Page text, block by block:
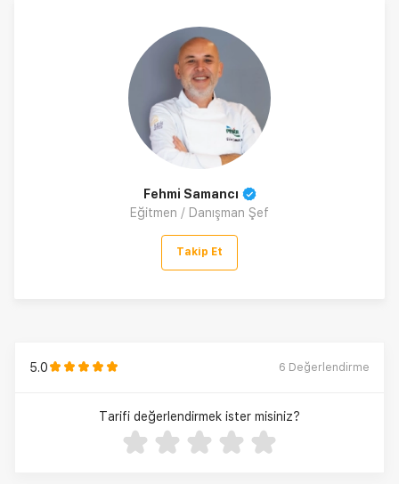
Fehmi Samancı
Eğitmen / Danışman Şef
Takip Et
5.0 6 Değerlendirme
Tarifi değerlendirmek ister misiniz?